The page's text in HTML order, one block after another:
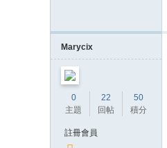
Marycix
0
主題
22
回帖
50
積分
註冊會員